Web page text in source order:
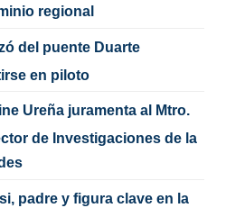
regional
del puente Duarte
en piloto
Ureña juramenta al Mtro.
de Investigaciones de la
padre y figura clave en la